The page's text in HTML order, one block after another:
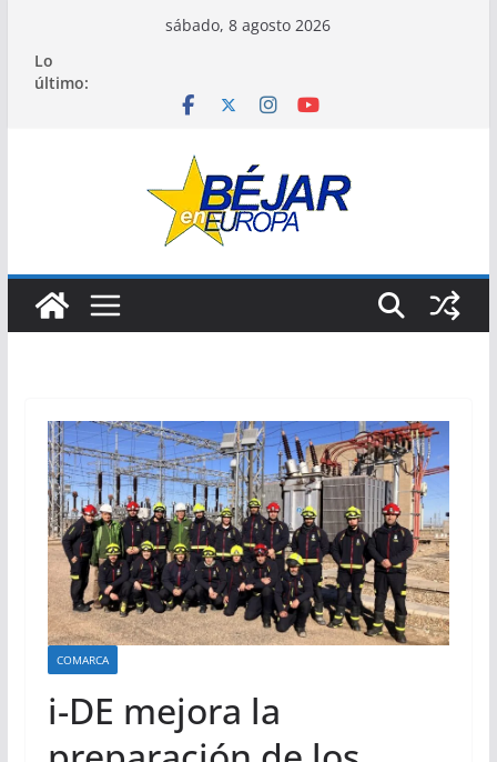
contenido
sábado, 8 agosto 2026
Lo
último:
COMARCA
i-DE mejora la